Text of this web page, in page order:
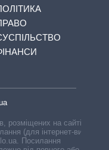
розміщених на сайті,
(для інтернет-видань
Посилання